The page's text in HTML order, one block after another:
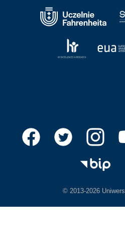
© 2013-2026